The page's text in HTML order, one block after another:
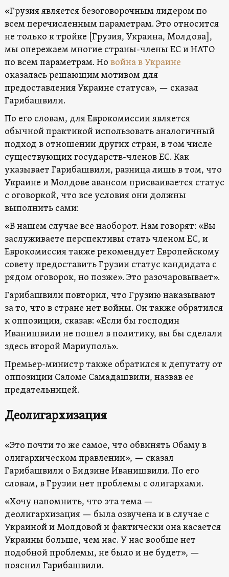
«Грузия является безоговорочным лидером по
всем перечисленным параметрам. Это относится
не только к тройке [Грузия, Украина, Молдова],
мы опережаем многие страны-члены ЕС и НАТО
по всем параметрам. Но война в Украине
оказалась решающим мотивом для
предоставления Украине статуса», — сказал
Гарибашвили.
По его словам, для Еврокомиссии является
обычной практикой использовать аналогичный
подход в отношении других стран, в том числе
существующих государств-членов ЕС. Как
указывает Гарибашвили, разница лишь в том, что
Украине и Молдове авансом присваивается статус
с оговоркой, что все условия они должны
выполнить сами:
«В нашем случае все наоборот. Нам говорят: «Вы
заслуживаете перспективы стать членом ЕС, и
Еврокомиссия также рекомендует Европейскому
совету предоставить Грузии статус кандидата с
рядом оговорок, но позже». Это разочаровывает».
Гарибашвили повторил, что Грузию наказывают
за то, что в стране нет войны. Он также обратился
к оппозиции, сказав: «Если бы господин
Иванишвили не пошел в политику, вы бы сделали
здесь второй Мариуполь».
Премьер-министр также обратился к депутату от
оппозиции Саломе Самадашвили, назвав ее
предательницей.
Деолигархизация
«Это почти то же самое, что обвинять Обаму в
олигархическом правлении», — сказал
Гарибашвили о Бидзине Иванишвили. По его
словам, в Грузии нет проблемы с олигархами.
«Хочу напомнить, что эта тема —
деолигархизация — была озвучена и в случае с
Украиной и Молдовой и фактически она касается
Украины больше, чем нас. У нас вообще нет
подобной проблемы, не было и не будет», —
пояснил Гарибашвили.